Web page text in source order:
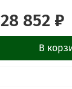
852 ₽
В